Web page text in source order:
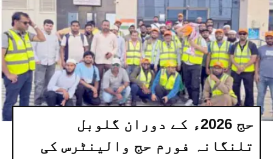
حج 2026ء کے دوران گلوبل
تلنگانہ فورم حج والینٹرس کی